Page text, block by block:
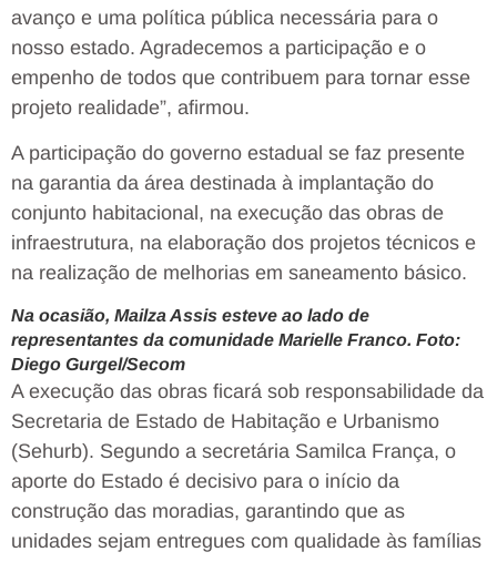
avanço e uma política pública necessária para o
nosso estado. Agradecemos a participação e o
empenho de todos que contribuem para tornar esse
projeto realidade”, afirmou.
A participação do governo estadual se faz presente
na garantia da área destinada à implantação do
conjunto habitacional, na execução das obras de
infraestrutura, na elaboração dos projetos técnicos e
na realização de melhorias em saneamento básico.
Na ocasião, Mailza Assis esteve ao lado de
representantes da comunidade Marielle Franco. Foto:
Diego Gurgel/Secom
A execução das obras ficará sob responsabilidade da
Secretaria de Estado de Habitação e Urbanismo
(Sehurb). Segundo a secretária Samilca França, o
aporte do Estado é decisivo para o início da
construção das moradias, garantindo que as
unidades sejam entregues com qualidade às famílias